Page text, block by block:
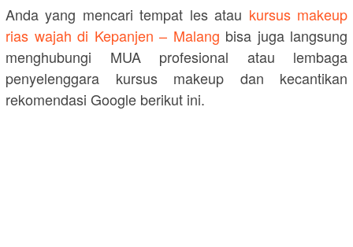
Anda yang mencari tempat les atau kursus makeup
rias wajah di Kepanjen – Malang bisa juga langsung
menghubungi MUA profesional atau lembaga
penyelenggara kursus makeup dan kecantikan
rekomendasi Google berikut ini.